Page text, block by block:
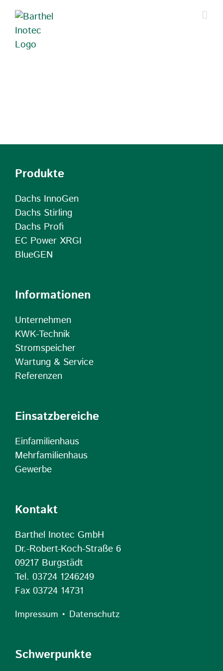
Inhalt
springen
Produkte
Dachs InnoGen
Dachs Stirling
Dachs Profi
EC Power XRGI
BlueGEN
Informationen
Unternehmen
KWK-Technik
Stromspeicher
Wartung & Service
Referenzen
Einsatzbereiche
Einfamilienhaus
Mehrfamilienhaus
Gewerbe
Kontakt
Barthel Inotec GmbH
Dr.-Robert-Koch-Straße 6
09217 Burgstädt
Tel. 03724 1246249
Fax 03724 14731
Impressum • Datenschutz
Schwerpunkte